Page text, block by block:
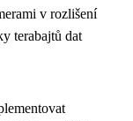
v rozlišení
terabajtů dat